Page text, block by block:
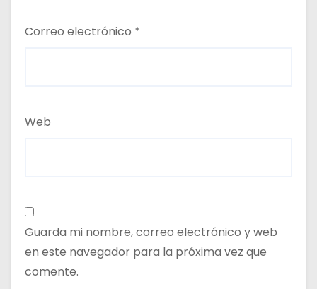
Correo electrónico *
Web
Guarda mi nombre, correo electrónico y web
en este navegador para la próxima vez que
comente.